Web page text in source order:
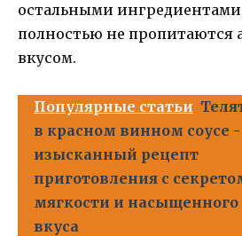
остальными
полностью не пропитаются
вкусом.
Популярные статьи
в красном винном соусе -
изысканный рецепт
приготовления с
мягкости и насыщенного
вкуса